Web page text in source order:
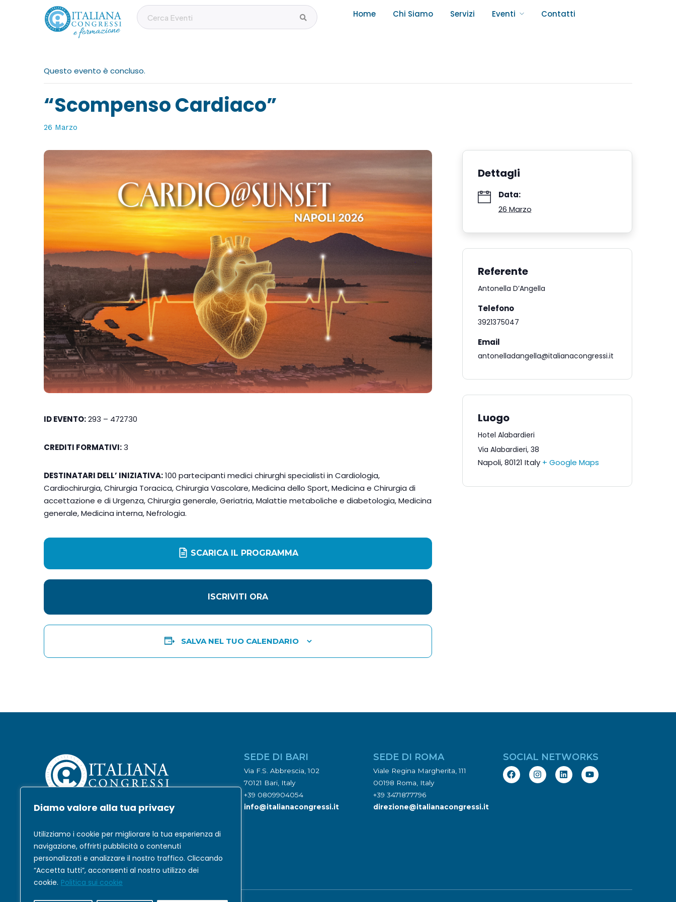
Diamo valore alla tua privacy
Utilizziamo i cookie per migliorare la tua esperienza di
navigazione, offrirti pubblicità o contenuti
personalizzati e analizzare il nostro traffico. Cliccando
“Accetta tutti”, acconsenti al nostro utilizzo dei
cookie. Politica sui cookie
Home Chi Siamo Servizi Eventi Contatti
Questo evento è concluso.
“Scompenso Cardiaco”
26 Marzo
ID EVENTO:293 – 472730
CREDITI FORMATIVI:3
DESTINATARI DELL’ INIZIATIVA:100 partecipanti medici chirurghi specialisti in Cardiologia,
Cardiochirurgia, Chirurgia Toracica, Chirurgia Vascolare, Medicina dello Sport, Medicina e Chirurgia di
accettazione e di Urgenza, Chirurgia generale, Geriatria, Malattie metaboliche e diabetologia, Medicina
generale, Medicina interna, Nefrologia.
SCARICA IL PROGRAMMA
ISCRIVITI ORA
SALVA NEL TUO CALENDARIO
Dettagli
Data:
26 Marzo
Referente
Antonella D’Angella
Telefono
3921375047
Email
antonelladangella@italianacongressi.it
Luogo
Hotel Alabardieri
Via Alabardieri, 38
Napoli,80121 Italy + Google Maps
Società affermata a livello regionale e nazionale
carattere prevalentemente medico-scientifico.
SEDE DI BARI
Via F.S. Abbrescia, 102
70121 Bari, Italy
+39 0809904054
info@italianacongressi.it
SEDE DI ROMA
Viale Regina Margherita, 111
00198 Roma, Italy
+39 3471877796
direzione@italianacongressi.it
SOCIAL NETWORKS